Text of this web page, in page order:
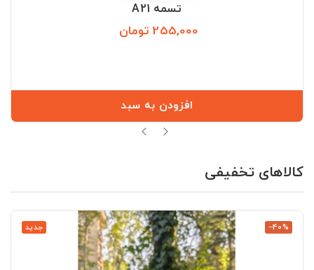
تسمه A21
255,000 تومان
افزودن به سبد
کالاهای تخفیفی
جدید ‎−40%